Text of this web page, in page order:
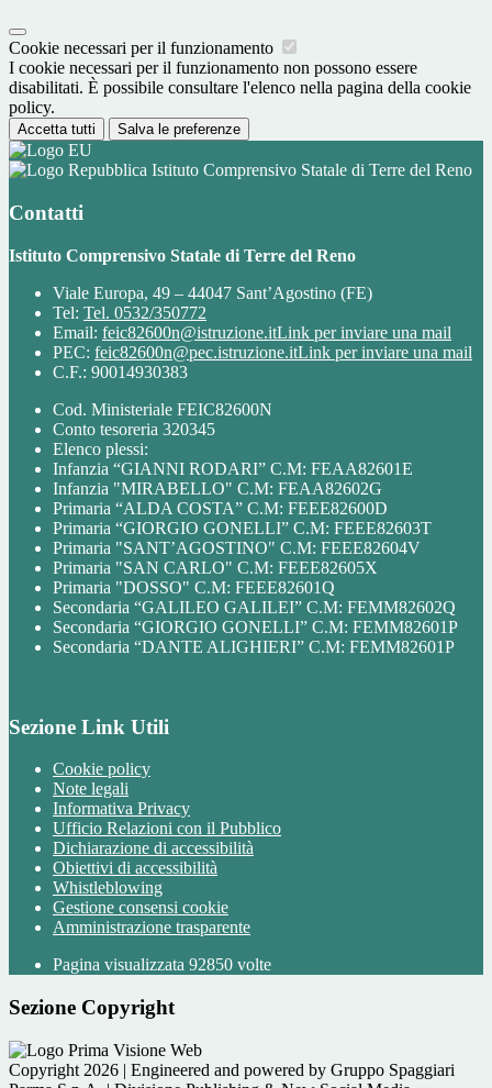
Cookie necessari per il funzionamento
I cookie necessari per il funzionamento non possono essere
disabilitati. È possibile consultare l'elenco nella pagina della cookie
policy.
Accetta tutti Salva le preferenze
Istituto Comprensivo Statale di Terre del Reno
Contatti
Istituto Comprensivo Statale di Terre del Reno
Viale Europa, 49 – 44047 Sant’Agostino (FE)
Tel: Tel. 0532/350772
Email: feic82600n@istruzione.itLink per inviare una mail
PEC: feic82600n@pec.istruzione.itLink per inviare una mail
C.F.: 90014930383
Cod. Ministeriale FEIC82600N
Conto tesoreria 320345
Elenco plessi:
Infanzia “GIANNI RODARI” C.M: FEAA82601E
Infanzia "MIRABELLO" C.M: FEAA82602G
Primaria “ALDA COSTA” C.M: FEEE82600D
Primaria “GIORGIO GONELLI” C.M: FEEE82603T
Primaria "SANT’AGOSTINO" C.M: FEEE82604V
Primaria "SAN CARLO" C.M: FEEE82605X
Primaria "DOSSO" C.M: FEEE82601Q
Secondaria “GALILEO GALILEI” C.M: FEMM82602Q
Secondaria “GIORGIO GONELLI” C.M: FEMM82601P
Secondaria “DANTE ALIGHIERI” C.M: FEMM82601P
Sezione Link Utili
Cookie policy
Note legali
Informativa Privacy
Ufficio Relazioni con il Pubblico
Dichiarazione di accessibilità
Obiettivi di accessibilità
Whistleblowing
Gestione consensi cookie
Amministrazione trasparente
Pagina visualizzata 92850 volte
Sezione Copyright
Copyright 2026 | Engineered and powered by Gruppo Spaggiari